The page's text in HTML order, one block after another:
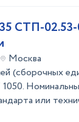
СТП-02.53-
Москва
(сборочных
или